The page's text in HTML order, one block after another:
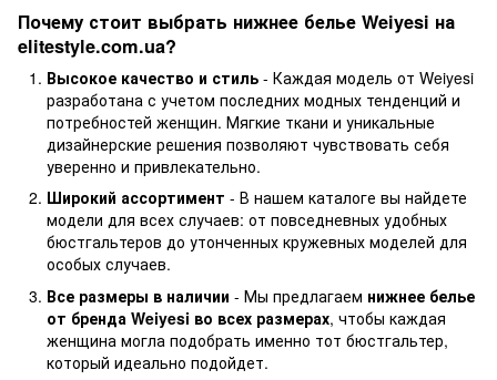
Почему стоит выбрать нижнее белье Weiyesi на
elitestyle.com.ua?
Высокое качество и стиль - Каждая модель от Weiyesi
разработана с учетом последних модных тенденций и
потребностей женщин. Мягкие ткани и уникальные
дизайнерские решения позволяют чувствовать себя
уверенно и привлекательно.
Широкий ассортимент - В нашем каталоге вы найдете
модели для всех случаев: от повседневных удобных
бюстгальтеров до утонченных кружевных моделей для
особых случаев.
Все размеры в наличии - Мы предлагаем нижнее белье
от бренда Weiyesi во всех размерах, чтобы каждая
женщина могла подобрать именно тот бюстгальтер,
который идеально подойдет.